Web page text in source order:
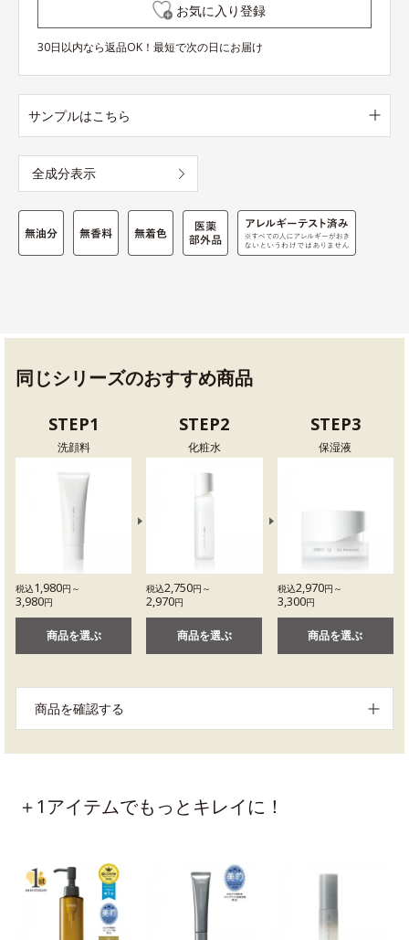
お気に入り登録
30日以内なら返品OK！最短で次の日にお届け
サンプルはこちら
全成分表示
同じシリーズのおすすめ商品
STEP1
洗顔料
税込1,980円～
3,980円
商品を選ぶ
STEP2
化粧水
税込2,750円～
2,970円
商品を選ぶ
STEP3
保湿液
税込2,970円～
3,300円
商品を選ぶ
商品を確認する
＋1アイテムでもっとキレイに！